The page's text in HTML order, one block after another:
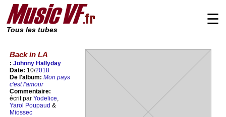
Tous les tubes
☰
Back in LA
: Johnny Hallyday
Date: 10/2018
De l'album: Mon pays
c'est l'amour
Commentaire:
écrit par Yodelice,
Yarol Poupaud &
Miossec